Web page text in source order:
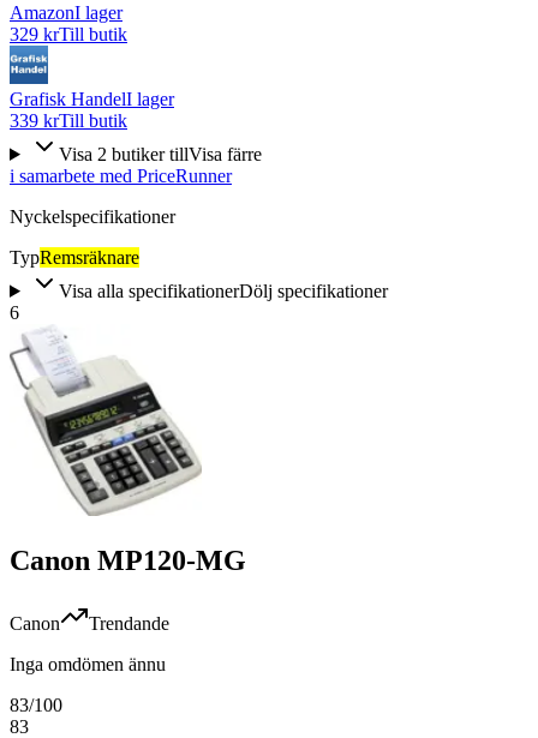
AmazonI lager
329 krTill butik
Grafisk HandelI lager
339 krTill butik
Visa 2 butiker tillVisa färre
i samarbete med PriceRunner
Nyckelspecifikationer
TypRemsräknare
Visa alla specifikationerDölj specifikationer
6
Canon MP120-MG
Canon
Trendande
Inga omdömen ännu
83/100
83